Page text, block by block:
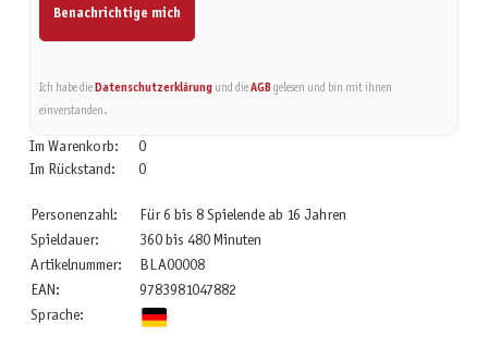
Benachrichtige mich
Ich habe die Datenschutzerklärungund die AGBgelesen und bin mit ihnen
einverstanden.
Im Warenkorb:
0
Im Rückstand:
0
Personenzahl:
Für 6 bis 8 Spielende ab 16 Jahren
Spieldauer:
360 bis 480 Minuten
Artikelnummer:
BLA00008
EAN:
9783981047882
Sprache: